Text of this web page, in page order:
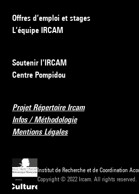
Offres d’emploi et stages
L’équipe IRCAM
Soutenir l’IRCAM
Centre Pompidou
Projet Répertoire Ircam
Infos / Méthodologie
Mentions Légales
Institut de Recherche et de Coordination
Copyright © 2022 Ircam. All rights reserved.